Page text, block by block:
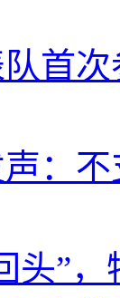
首
：
头”